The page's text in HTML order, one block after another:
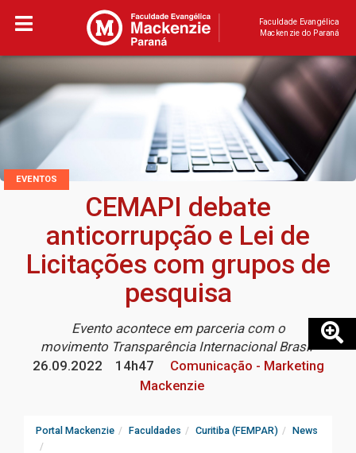
Faculdade Evangélica
Mackenzie do Paraná
EVENTOS
CEMAPI debate
anticorrupção e Lei de
Licitações com grupos de
pesquisa
Evento acontece em parceria com o
movimento Transparência Internacional Brasil
26.09.2022
14h47
Comunicação - Marketing
Mackenzie
Portal Mackenzie Faculdades Curitiba (FEMPAR) News